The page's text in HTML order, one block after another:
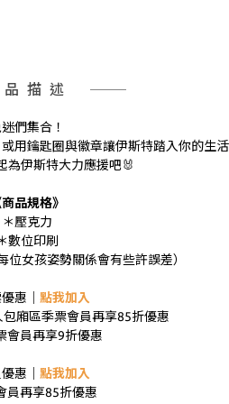
品描述
們集合！
用鑰匙圈與徽章讓伊斯特踏入你的生
為伊斯特大力應援吧🐰
商品規格》
＊壓克力
數位印刷
位女孩姿勢關係會有些許誤差）
惠｜ 點我加入
包廂區季票會員再享85折優惠
會員再享9折優惠
惠｜ 點我加入
員再享85折優惠